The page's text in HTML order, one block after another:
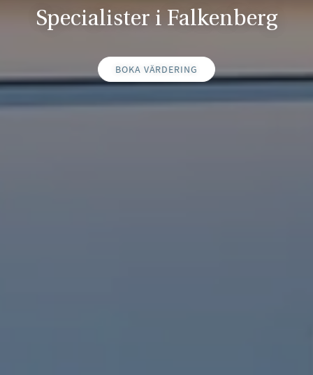
Specialister i Falkenberg
BOKA VÄRDERING